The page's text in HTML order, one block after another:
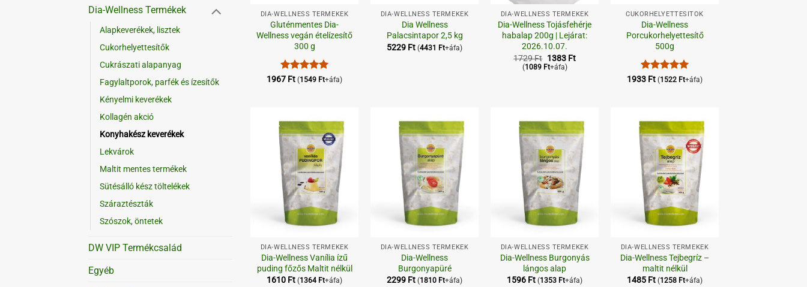
Dia-Wellness Termékek
Alapkeverékek, lisztek
Cukorhelyettesítők
Cukrászati alapanyag
Fagylaltporok, parfék és ízesítők
Kényelmi keverékek
Kollagén akció
Konyhakész keverékek
Lekvárok
Maltit mentes termékek
Sütésálló kész töltelékek
Száraztészták
Szószok, öntetek
DW VIP Termékcsalád
Egyéb
DIA-WELLNESS TERMÉKEK
Gluténmentes Dia-
Wellness vegán ételízesítő
300 g
Értékelés:5
1967 Ft (1549 Ft+áfa)
DIA-WELLNESS TERMÉKEK
Dia Wellness
Palacsintapor 2,5 kg
5229 Ft (4431 Ft+áfa)
DIA-WELLNESS TERMÉKEK
Dia-Wellness Tojásfehérje
habalap 200g | Lejárat:
2026.10.07.
1729Ft Original
price
1383 FtCurrent
(1089 Ft+áfa)
CUKORHELYETTESÍTŐK
Dia-Wellness
Porcukorhelyettesítő
500g
Értékelés:5
1933 Ft (1522 Ft+áfa)
Kedvenceimhez
DIA-WELLNESS TERMÉKEK
Dia-Wellness Vanília ízű
puding főzős Maltit nélkül
1610 Ft (1364 Ft+áfa)
Kedvenceimhez
DIA-WELLNESS TERMÉKEK
Dia-Wellness
Burgonyapüré
2299 Ft (1810 Ft+áfa)
Kedvenceimhez
DIA-WELLNESS TERMÉKEK
Dia-Wellness Burgonyás
lángos alap
1596 Ft (1353 Ft+áfa)
Kedvenceimhez
DIA-WELLNESS TERMÉKEK
Dia-Wellness Tejbegríz –
maltit nélkül
1485 Ft (1258 Ft+áfa)